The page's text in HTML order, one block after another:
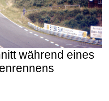
während eines